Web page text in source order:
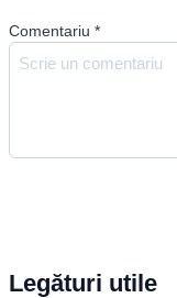
Comentariu *
Legături utile